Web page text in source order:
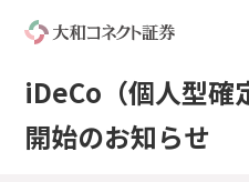
iDeCo（個人型確
開始のお知らせ